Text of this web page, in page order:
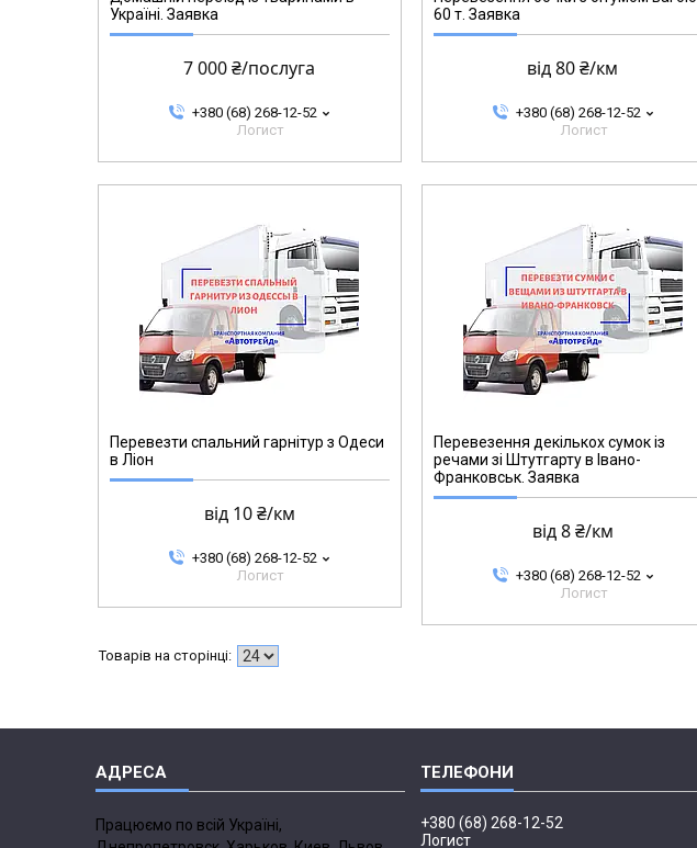
Україні. Заявка
7 000 ₴/послуга
+380 (68) 268-12-52
Логист
60 т. Заявка
від 80 ₴/км
+380 (68) 268-12-52
Логист
Перевезти спальний гарнітур з Одеси
в Ліон
від 10 ₴/км
+380 (68) 268-12-52
Логист
Перевезення декількох сумок із
речами зі Штутгарту в Івано-
Франковськ. Заявка
від 8 ₴/км
+380 (68) 268-12-52
Логист
Працюємо по всій Україні,
+380 (68) 268-12-52
Логист